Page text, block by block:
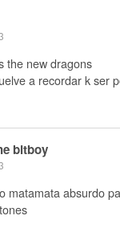
the new dragons
a recordar k ser
bitboy
matamata absurdo